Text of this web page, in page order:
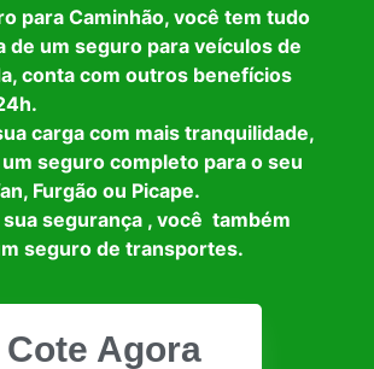
para Caminhão, você tem tudo
de um seguro para veículos de
conta com outros benefícios
carga com mais tranquilidade,
seguro completo para o seu
Furgão ou Picape.
sua segurança , você também
seguro de transportes.
Cote Agora